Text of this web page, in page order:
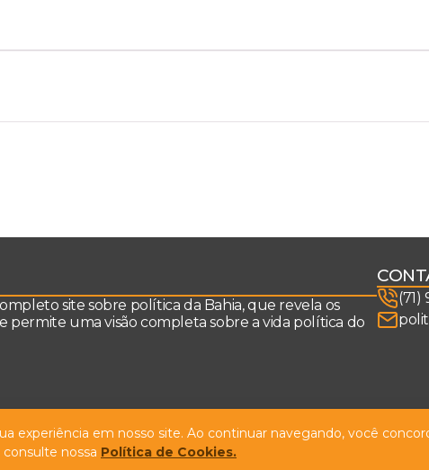
site sobre política da Bahia, que revela os
permite uma visão completa sobre a vida política do
(71)
experiência em nosso site. Ao continuar navegando, você
consulte nossa Política de Cookies.